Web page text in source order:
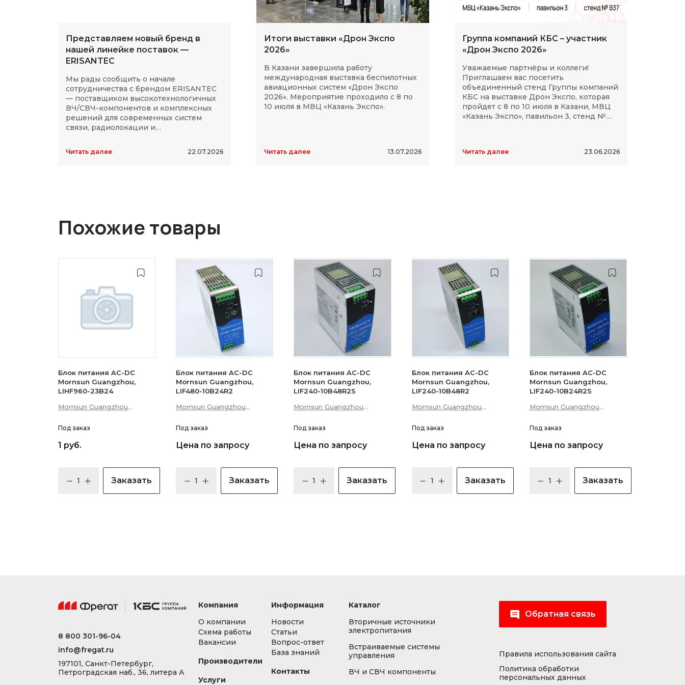
Представляем новый бренд в
нашей линейке поставок —
ERISANTEC
Мы рады сообщить о начале
сотрудничества с брендом ERISANTEC
— поставщиком высокотехнологичных
ВЧ/СВЧ-компонентов и комплексных
решений для современных систем
связи, радиолокации и
Читать далее 22.07.2026
Итоги выставки «Дрон Экспо
2026»
В Казани завершила работу
международная выставка беспилотных
авиационных систем «Дрон Экспо
2026». Мероприятие проходило с 8 по
10 июля в МВЦ «Казань Экспо».
Читать далее 13.07.2026
Группа компаний КБС – участник
«Дрон Экспо 2026»
Уважаемые партнёры и коллеги!
Приглашаем вас посетить
объединенный стенд Группы компаний
КБС на выставке Дрон Экспо, которая
пройдет с 8 по 10 июля в Казани, МВЦ
«Казань Экспо», павильон 3, стенд №
Читать далее 23.06.2026
Похожие товары
Блок питания AC-DC
Mornsun Guangzhou,
LIHF960-23B24
Mornsun Guangzhou
Co., Ltd
Под заказ
1 руб.
Заказать
Блок питания AC-DC
Mornsun Guangzhou,
LIF480-10B24R2
Mornsun Guangzhou
Co., Ltd
Под заказ
Цена по запросу
Заказать
Блок питания AC-DC
Mornsun Guangzhou,
LIF240-10B48R2S
Mornsun Guangzhou
Co., Ltd
Под заказ
Цена по запросу
Заказать
Блок питания AC-DC
Mornsun Guangzhou,
LIF240-10B48R2
Mornsun Guangzhou
Co., Ltd
Под заказ
Цена по запросу
Заказать
Блок питания AC-DC
Mornsun Guangzhou,
LIF240-10B24R2S
Mornsun Guangzhou
Co., Ltd
Под заказ
Цена по запросу
Заказать
8 800 301-96-04
info@fregat.ru
197101, Санкт-Петербург,
Петроградская наб., 36, литера А
Компания
О компании
Схема работы
Вакансии
Производители
Услуги
Информация
Новости
Статьи
Вопрос-ответ
База знаний
Контакты
Каталог
Вторичные источники
электропитания
Встраиваемые системы
управления
ВЧ и СВЧ компоненты
Обратная связь
Правила использования сайта
Политика обработки
персональных данных